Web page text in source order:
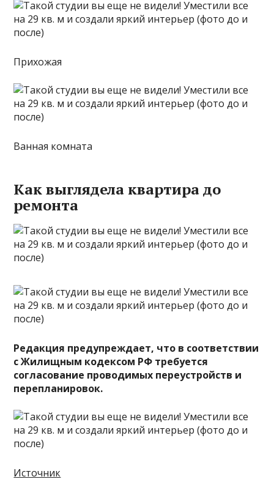
Прихожая
Ванная комната
Как выглядела квартира до
ремонта
Редакция предупреждает, что в соответствии
с Жилищным кодексом РФ требуется
согласование проводимых переустройств и
перепланировок.
Источник